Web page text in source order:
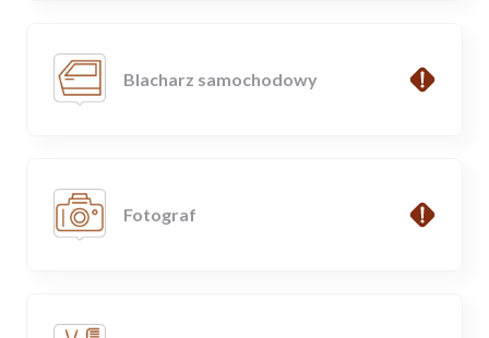
Blacharz samochodowy
Fotograf